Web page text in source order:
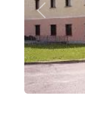
Zurück